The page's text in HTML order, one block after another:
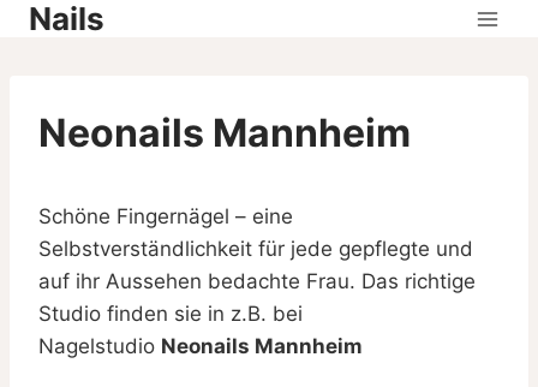
SkipNails
Neonails Mannheim
Schöne Fingernägel – eine
Selbstverständlichkeit für jede gepflegte und
auf ihr Aussehen bedachte Frau. Das richtige
Studio finden sie in z.B. bei
Nagelstudio Neonails Mannheim